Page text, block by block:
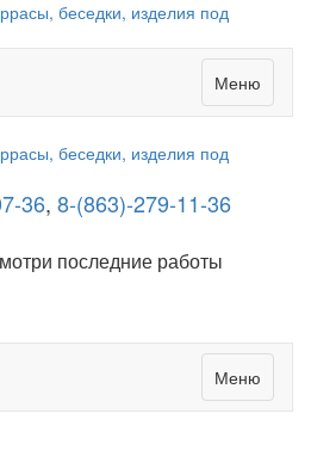
Меню
36, 8-(863)-279-11-36
последние работы
Меню